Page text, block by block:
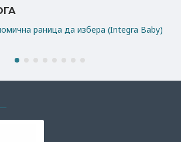
раница да избера (Integra Baby)